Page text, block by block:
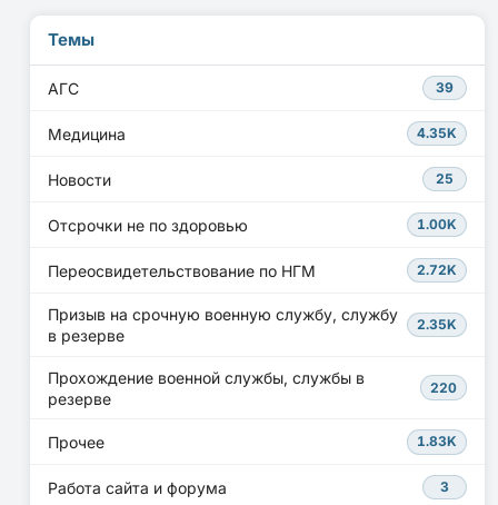
Темы
АГС 39
Медицина 4.35K
Новости 25
Отсрочки не по здоровью 1.00K
Переосвидетельствование по НГМ 2.72K
Призыв на срочную военную службу, службу
в резерве
2.35K
Прохождение военной службы, службы в
резерве
220
Прочее 1.83K
Работа сайта и форума 3